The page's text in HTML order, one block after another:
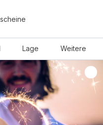
Lage Weitere